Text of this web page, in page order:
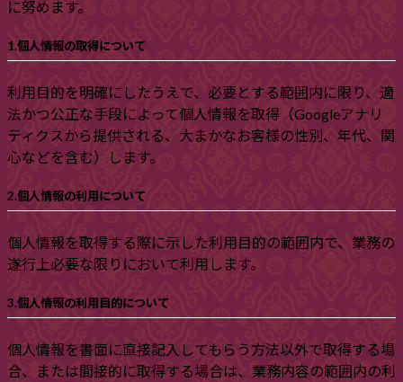
に努めます。
1.個人情報の取得について
利用目的を明確にしたうえで、必要とする範囲内に限り、適
法かつ公正な手段によって個人情報を取得（Googleアナリ
ティクスから提供される、大まかなお客様の性別、年代、関
心などを含む）します。
2.個人情報の利用について
個人情報を取得する際に示した利用目的の範囲内で、業務の
遂行上必要な限りにおいて利用します。
3.個人情報の利用目的について
個人情報を書面に直接記入してもらう方法以外で取得する場
合、または間接的に取得する場合は、業務内容の範囲内の利